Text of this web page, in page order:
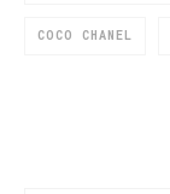
COCO CHANEL